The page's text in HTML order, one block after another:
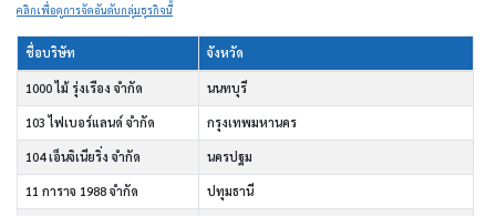
คลิกเพื่อดูการจัดอันดับกลุ่มธุรกิจนี้
ชื่อบริษัท จังหวัด
1000 ไม้ รุ่งเรือง จำกัด นนทบุรี
103 ไฟเบอร์แลนด์ จำกัด กรุงเทพมหานคร
104 เอ็นจิเนียริ่ง จำกัด นครปฐม
11 การาจ 1988 จำกัด ปทุมธานี